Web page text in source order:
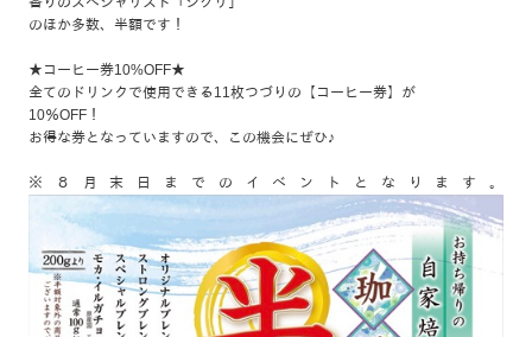
のほか多数、半額です！
★コーヒー券10%OFF★
全てのドリンクで使用できる11枚つづりの【コーヒー券】が
10％OFF！
お得な券となっていますので、この機会にぜひ♪
※８月末日までのイベントとなります。